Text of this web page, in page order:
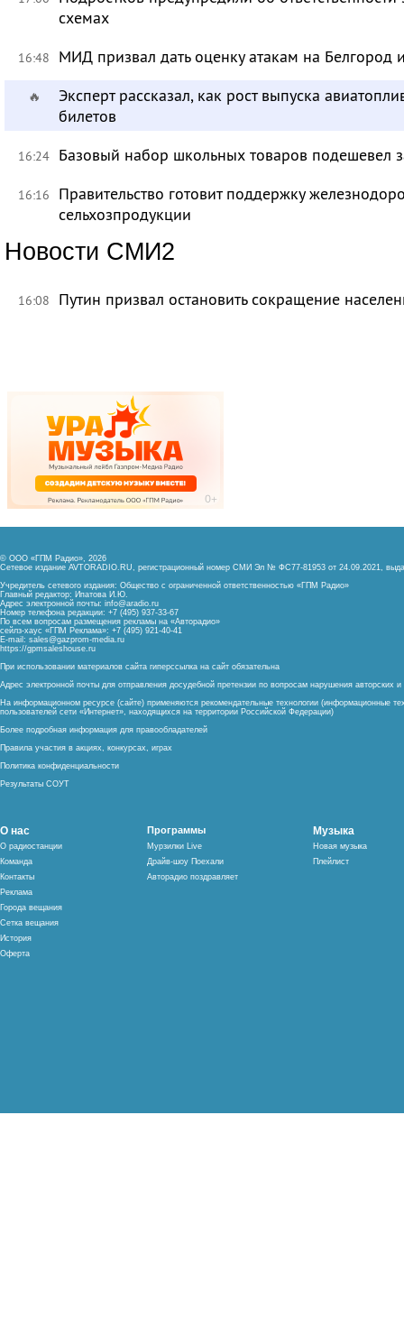
схемах
16:48 МИД призвал дать оценку атакам на Белгород
🔥
Эксперт рассказал, как рост выпуска
билетов
16:24 Базовый набор школьных товаров подешевел
16:16
Правительство готовит поддержку
сельхозпродукции
Новости СМИ2
16:08 Путин призвал остановить сокращение
© ООО «ГПМ Радио», 2026
Сетевое издание AVTORADIO.RU, регистрационный номер СМИ Эл № ФС77-81953 от 24.09.2021,
Учредитель сетевого издания: Общество с ограниченной ответственностью «ГПМ Радио»
Главный редактор: Ипатова И.Ю.
Адрес электронной почты: info@aradio.ru
Номер телефона редакции: +7 (495) 937-33-67
По всем вопросам размещения рекламы на «Авторадио»
сейлз-хаус «ГПМ Реклама»: +7 (495) 921-40-41
E-mail: sales@gazprom-media.ru
https://gpmsaleshouse.ru
При использовании материалов сайта гиперссылка на сайт обязательна
Адрес электронной почты для отправления досудебной претензии по вопросам нарушения авторских
На информационном ресурсе (сайте) применяются рекомендательные технологии (информационные
пользователей сети «Интернет», находящихся на территории Российской Федерации)
Более подробная информация для правообладателей
Правила участия в акциях, конкурсах, играх
Политика конфиденциальности
Результаты СОУТ
О нас
О радиостанции
Команда
Контакты
Реклама
Города вещания
Сетка вещания
История
Оферта
Программы
Мурзилки Live
Драйв-шоу Поехали
Авторадио поздравляет
Музыка
Новая музыка
Плейлист